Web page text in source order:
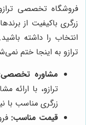
فروشگاه تخصصی
زرگری باکیفیت از
انتخاب را داشته
ترازو به اینجا ختم
مشاوره
ترازو، با ارائه
زرگری مناسب با
قیمت مناسب: